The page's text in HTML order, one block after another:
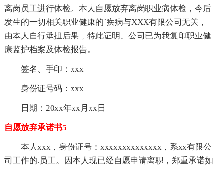
离岗员工进行体检。本人自愿放弃离岗职业病体检，今后
发生的一切相关职业健康的`疾病与XXX有限公司无关，
由本人自行承担后果，特此证明。公司已为我复印职业健
康监护档案及体检报告。
签名、手印：xxx
身份证号码：xxx
日期：20xx年xx月xx日
自愿放弃承诺书5
本人xxx，身份证号：xxxxxxxxxxxxxx，系xx有限公
司工作的.员工。因本人现已经自愿申请离职，郑重承诺如